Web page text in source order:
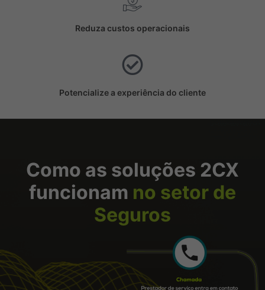
Reduza custos operacionais
Potencialize a experiência do cliente
Como as soluções 2CX
funcionam no setor de
Seguros